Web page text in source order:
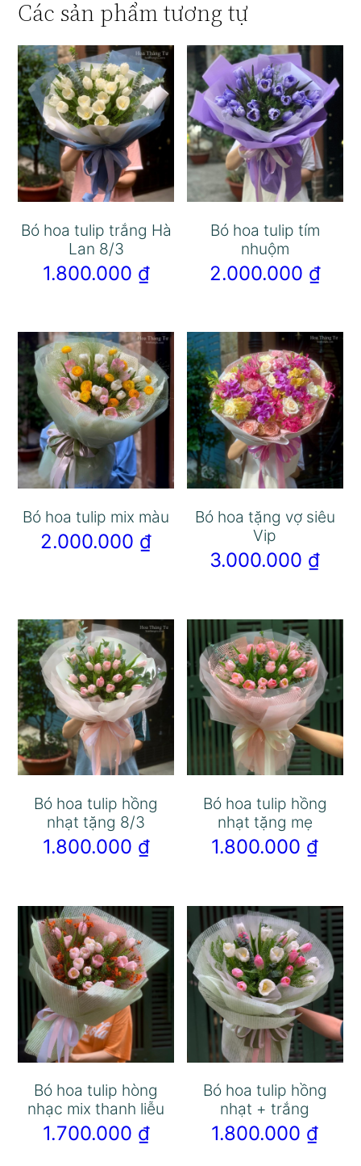
Các sản phẩm tương tự
Bó hoa tulip trắng Hà
Lan 8/3
1.800.000 ₫
Bó hoa tulip tím
nhuộm
2.000.000 ₫
Bó hoa tulip mix màu
2.000.000 ₫
Bó hoa tặng vợ siêu
Vip
3.000.000 ₫
Bó hoa tulip hồng
nhạt tặng 8/3
1.800.000 ₫
Bó hoa tulip hồng
nhạt tặng mẹ
1.800.000 ₫
Bó hoa tulip hòng
nhạc mix thanh liễu
1.700.000 ₫
Bó hoa tulip hồng
nhạt + trắng
1.800.000 ₫